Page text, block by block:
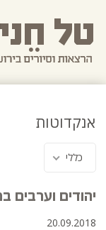
לתוכן
הראשי
אנקדוטות
כללי
יהודים וערבים
20.09.2018